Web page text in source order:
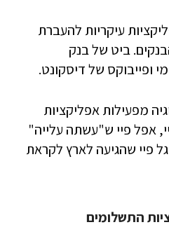
עיקריות להעברת
ביט של בנק
ופייבוקס של דיסקונט.
מפעילות אפליקציות
אפל פיי ש"עשתה עלייה"
באמצע 2021, וגוגל פיי שהגיעה לארץ לקראת
התשלומים